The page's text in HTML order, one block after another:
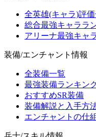
全英雄(キャラ)評
総合最強キャララ
アリーナ最強キャ
装備/エンチャント情報
全装備一覧
最強装備ランキン
おすすめSR装備
装備解説と入手方
エンチャントの仕